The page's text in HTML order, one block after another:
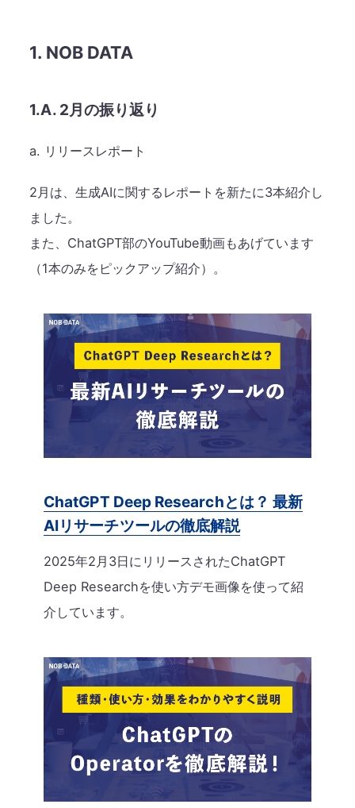
1. NOB DATA
1.A. 2月の振り返り
a. リリースレポート
2月は、生成AIに関するレポートを新たに3本紹介し
ました。
また、ChatGPT部のYouTube動画もあげています
（1本のみをピックアップ紹介）。
ChatGPT Deep Researchとは？ 最新
AIリサーチツールの徹底解説
2025年2月3日にリリースされたChatGPT
Deep Researchを使い方デモ画像を使って紹
介しています。